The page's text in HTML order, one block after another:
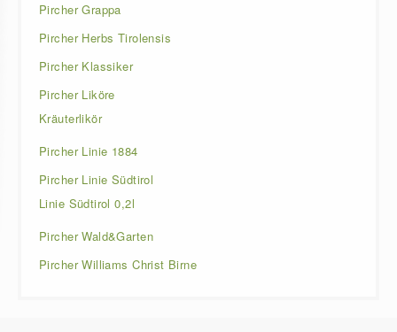
Pircher Grappa
Pircher Herbs Tirolensis
Pircher Klassiker
Pircher Liköre
Kräuterlikör
Pircher Linie 1884
Pircher Linie Südtirol
Linie Südtirol 0,2l
Pircher Wald&Garten
Pircher Williams Christ Birne